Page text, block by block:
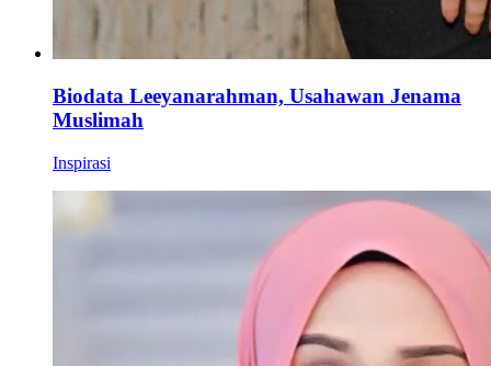
Biodata Leeyanarahman, Usahawan Jenama
Muslimah
Inspirasi